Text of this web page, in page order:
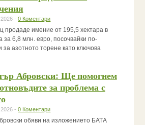
-0 Коментари
продаде имение от 195,5 хектара в
за 6,8 млн. евро, посочвайки по-
за азотното торене като ключова
Абровски: Ще помогнем
за проблема с
-0 Коментари
обяви на изложението БАТА